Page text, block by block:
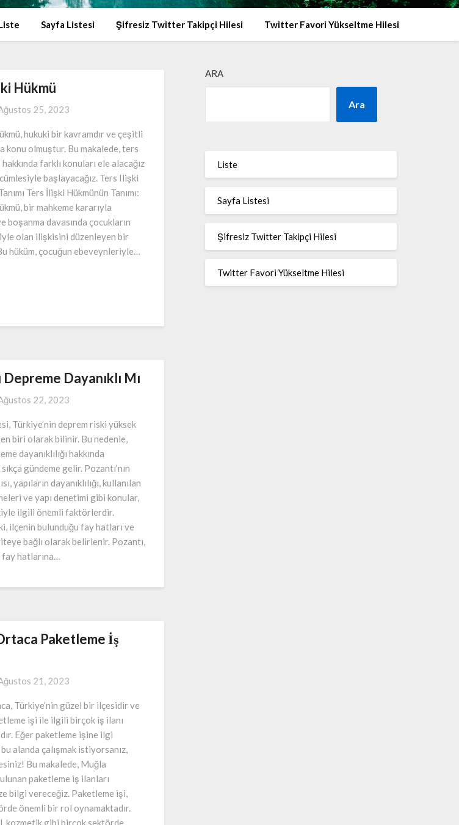
Sayfa Listesi Şifresiz Twitter Takipçi Hilesi Twitter Favori Yükseltme Hilesi
Hükmü
25, 2023
hukuki bir kavramdır ve çeşitli
konu olmuştur. Bu makalede, ters
farklı konuları ele alacağız
başlayacağız. Ters Ilişki
Ters İlişki Hükmünün Tanımı:
bir mahkeme kararıyla
boşanma davasında çocukların
olan ilişkisini düzenleyen bir
hüküm, çocuğun ebeveynleriyle…
Depreme Dayanıklı Mı
22, 2023
Türkiye’nin deprem riski yüksek
biri olarak bilinir. Bu nedenle,
dayanıklılığı hakkında
gündeme gelir. Pozantı’nın
yapıların dayanıklılığı, kullanılan
ve yapı denetimi gibi konular,
ilgili önemli faktörlerdir.
ilçenin bulunduğu fay hatları ve
bağlı olarak belirlenir. Pozantı,
hatlarına…
Paketleme İş
21, 2023
Türkiye’nin güzel bir ilçesidir ve
işi ile ilgili birçok iş ilanı
Eğer paketleme işine ilgi
alanda çalışmak istiyorsanız,
Bu makalede, Muğla
paketleme iş ilanları
bilgi vereceğiz. Paketleme işi,
önemli bir rol oynamaktadır.
kozmetik gibi birçok sektörde
ARA
Ara
Liste
Sayfa Listesi
Şifresiz Twitter Takipçi Hilesi
Twitter Favori Yükseltme Hilesi